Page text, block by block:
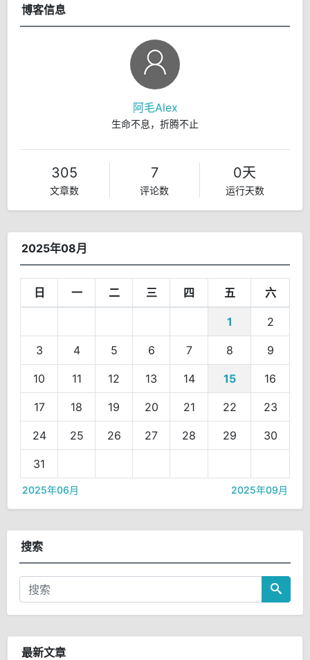
博客信息
阿毛Alex
生命不息，折腾不止
305
文章数
7
评论数
0天
运行天数
2025年08月
日 一 二 三 四 五 六
1 2
3 4 5 6 7 8 9
10 11 12 13 14 15 16
17 18 19 20 21 22 23
24 25 26 27 28 29 30
31
2025年06月 2025年09月
搜索
最新文章